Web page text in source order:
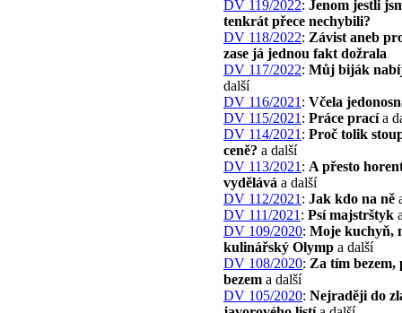
DV 119/2022: Jenom jestli
tenkrát přece nechybili?
DV 118/2022: Závist aneb
zase já jednou fakt dožrala
DV 117/2022: Můj biják
další
DV 116/2021 : Včela
DV 115/2021 : Práce pracía
DV 114/2021 : Proč tolik
ceně? a další
DV 113/2021 : A přesto
vydělává a další
DV 112/2021 : Jak kdo na ně
DV 111/2021 : Psí majstrštyk
DV 109/2020: Moje kuchyň,
kulinářský Olymp a další
DV 108/2020: Za tím bezem,
bezem a další
DV 105/2020: Nejraději do